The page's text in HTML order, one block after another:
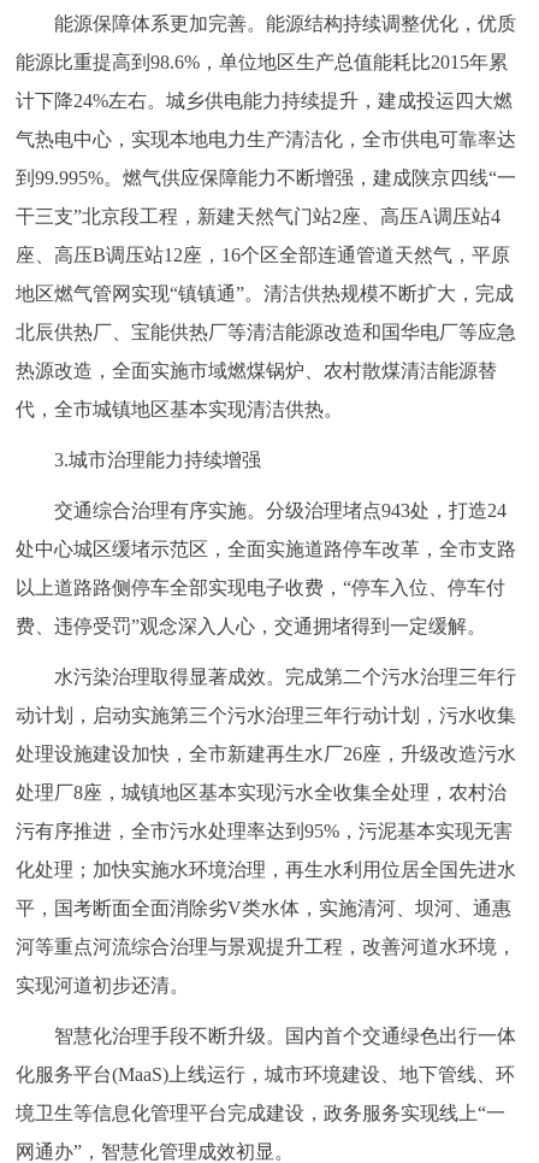
能源保障体系更加完善。能源结构持续调整优化，优质
能源比重提高到98.6%，单位地区生产总值能耗比2015年累
计下降24%左右。城乡供电能力持续提升，建成投运四大燃
气热电中心，实现本地电力生产清洁化，全市供电可靠率达
到99.995%。燃气供应保障能力不断增强，建成陕京四线“一
干三支”北京段工程，新建天然气门站2座、高压A调压站4
座、高压B调压站12座，16个区全部连通管道天然气，平原
地区燃气管网实现“镇镇通”。清洁供热规模不断扩大，完成
北辰供热厂、宝能供热厂等清洁能源改造和国华电厂等应急
热源改造，全面实施市域燃煤锅炉、农村散煤清洁能源替
代，全市城镇地区基本实现清洁供热。
3.城市治理能力持续增强
交通综合治理有序实施。分级治理堵点943处，打造24
处中心城区缓堵示范区，全面实施道路停车改革，全市支路
以上道路路侧停车全部实现电子收费，“停车入位、停车付
费、违停受罚”观念深入人心，交通拥堵得到一定缓解。
水污染治理取得显著成效。完成第二个污水治理三年行
动计划，启动实施第三个污水治理三年行动计划，污水收集
处理设施建设加快，全市新建再生水厂26座，升级改造污水
处理厂8座，城镇地区基本实现污水全收集全处理，农村治
污有序推进，全市污水处理率达到95%，污泥基本实现无害
化处理；加快实施水环境治理，再生水利用位居全国先进水
平，国考断面全面消除劣V类水体，实施清河、坝河、通惠
河等重点河流综合治理与景观提升工程，改善河道水环境，
实现河道初步还清。
智慧化治理手段不断升级。国内首个交通绿色出行一体
化服务平台(MaaS)上线运行，城市环境建设、地下管线、环
境卫生等信息化管理平台完成建设，政务服务实现线上“一
网通办”，智慧化管理成效初显。